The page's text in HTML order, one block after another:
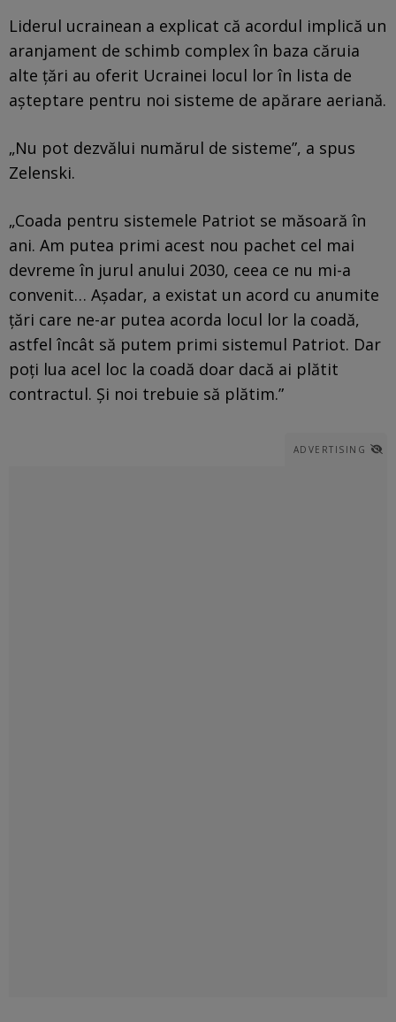
Liderul ucrainean a explicat că acordul implică un
aranjament de schimb complex în baza căruia
alte țări au oferit Ucrainei locul lor în lista de
așteptare pentru noi sisteme de apărare aeriană.
„Nu pot dezvălui numărul de sisteme”, a spus
Zelenski.
„Coada pentru sistemele Patriot se măsoară în
ani. Am putea primi acest nou pachet cel mai
devreme în jurul anului 2030, ceea ce nu mi-a
convenit… Așadar, a existat un acord cu anumite
țări care ne-ar putea acorda locul lor la coadă,
astfel încât să putem primi sistemul Patriot. Dar
poți lua acel loc la coadă doar dacă ai plătit
contractul. Și noi trebuie să plătim.”
ADVERTISING